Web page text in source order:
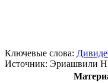
Ключевые слова:
Источник: Эриашвили